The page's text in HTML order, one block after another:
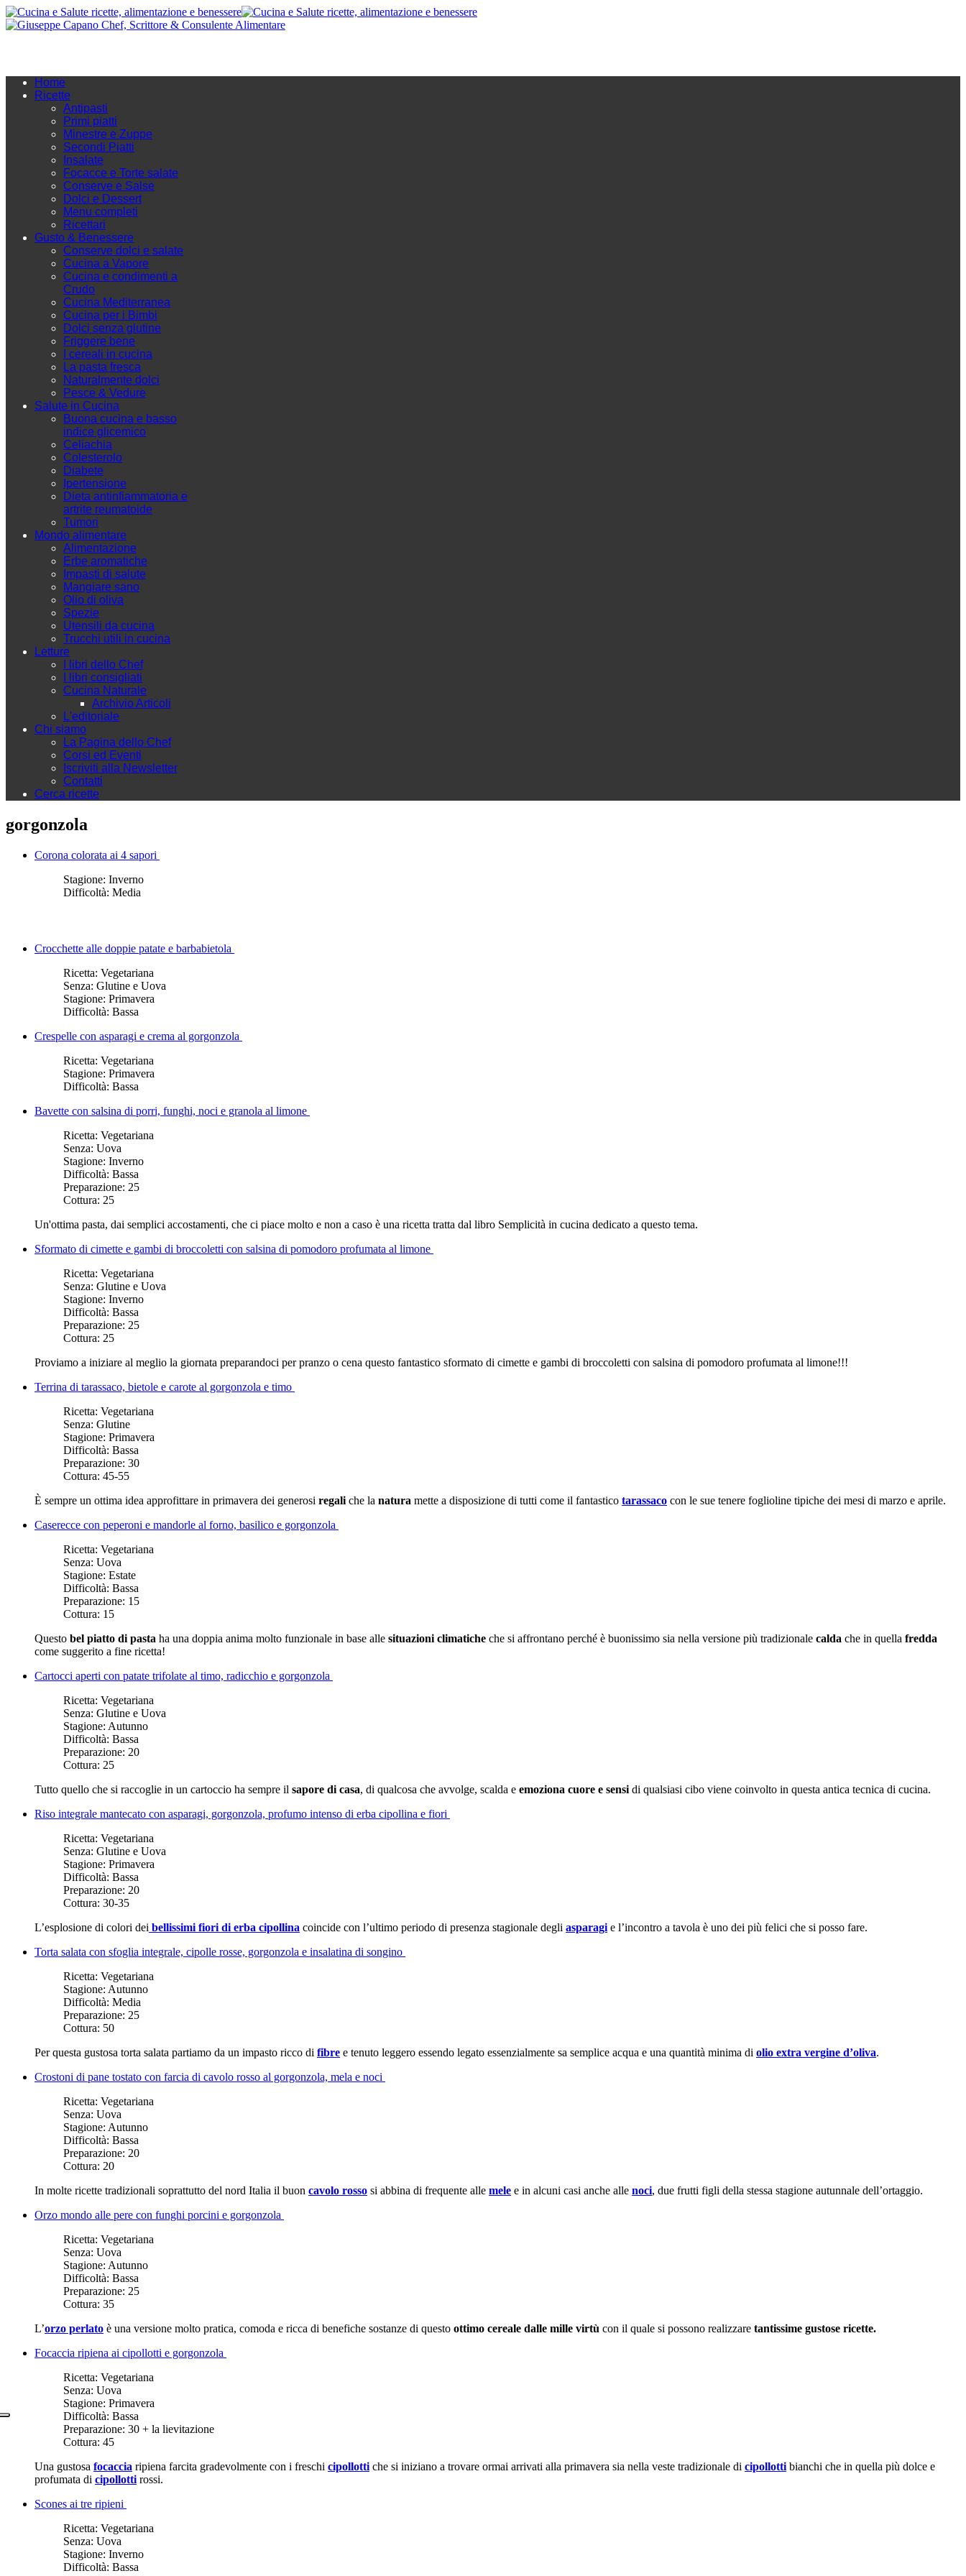
Home
Ricette
Antipasti
Primi piatti
Minestre e Zuppe
Secondi Piatti
Insalate
Focacce e Torte salate
Conserve e Salse
Dolci e Dessert
Menu completi
Ricettari
Gusto & Benessere
Conserve dolci e salate
Cucina a Vapore
Cucina e condimenti a
Crudo
Cucina Mediterranea
Cucina per i Bimbi
Dolci senza glutine
Friggere bene
I cereali in cucina
La pasta fresca
Naturalmente dolci
Pesce & Vedure
Salute in Cucina
Buona cucina e basso
indice glicemico
Celiachia
Colesterolo
Diabete
Ipertensione
Dieta antinfiammatoria e
artrite reumatoide
Tumori
Mondo alimentare
Alimentazione
Erbe aromatiche
Impasti di salute
Mangiare sano
Olio di oliva
Spezie
Utensili da cucina
Trucchi utili in cucina
Letture
I libri dello Chef
I libri consigliati
Cucina Naturale
Archivio Articoli
L'editoriale
Chi siamo
La Pagina dello Chef
Corsi ed Eventi
Iscriviti alla Newsletter
Contatti
Cerca ricette
gorgonzola
Corona colorata ai 4 sapori
Stagione: Inverno
Difficoltà: Media
Crocchette alle doppie patate e barbabietola
Ricetta: Vegetariana
Senza: Glutine e Uova
Stagione: Primavera
Difficoltà: Bassa
Crespelle con asparagi e crema al gorgonzola
Ricetta: Vegetariana
Stagione: Primavera
Difficoltà: Bassa
Bavette con salsina di porri, funghi, noci e granola al limone
Ricetta: Vegetariana
Senza: Uova
Stagione: Inverno
Difficoltà: Bassa
Preparazione: 25
Cottura: 25
Un'ottima pasta, dai semplici accostamenti, che ci piace molto e non a caso è una ricetta tratta dal libro Semplicità in cucina dedicato a questo tema.
Sformato di cimette e gambi di broccoletti con salsina di pomodoro profumata al limone
Ricetta: Vegetariana
Senza: Glutine e Uova
Stagione: Inverno
Difficoltà: Bassa
Preparazione: 25
Cottura: 25
Proviamo a iniziare al meglio la giornata preparandoci per pranzo o cena questo fantastico sformato di cimette e gambi di broccoletti con salsina di pomodoro profumata al limone!!!
Terrina di tarassaco, bietole e carote al gorgonzola e timo
Ricetta: Vegetariana
Senza: Glutine
Stagione: Primavera
Difficoltà: Bassa
Preparazione: 30
Cottura: 45-55
È sempre un ottima idea approfittare in primavera dei generosi regali che la natura mette a disposizione di tutti come il fantastico tarassaco con le sue tenere foglioline tipiche dei mesi di marzo e aprile.
Caserecce con peperoni e mandorle al forno, basilico e gorgonzola
Ricetta: Vegetariana
Senza: Uova
Stagione: Estate
Difficoltà: Bassa
Preparazione: 15
Cottura: 15
Questo bel piatto di pasta ha una doppia anima molto funzionale in base alle situazioni climatiche che si affrontano perché è buonissimo sia nella versione più tradizionale calda che in quella fredda
come suggerito a fine ricetta!
Cartocci aperti con patate trifolate al timo, radicchio e gorgonzola
Ricetta: Vegetariana
Senza: Glutine e Uova
Stagione: Autunno
Difficoltà: Bassa
Preparazione: 20
Cottura: 25
Tutto quello che si raccoglie in un cartoccio ha sempre il sapore di casa, di qualcosa che avvolge, scalda e emoziona cuore e sensi di qualsiasi cibo viene coinvolto in questa antica tecnica di cucina.
Riso integrale mantecato con asparagi, gorgonzola, profumo intenso di erba cipollina e fiori
Ricetta: Vegetariana
Senza: Glutine e Uova
Stagione: Primavera
Difficoltà: Bassa
Preparazione: 20
Cottura: 30-35
L’esplosione di colori dei bellissimi fiori di erba cipollina coincide con l’ultimo periodo di presenza stagionale degli asparagi e l’incontro a tavola è uno dei più felici che si posso fare.
Torta salata con sfoglia integrale, cipolle rosse, gorgonzola e insalatina di songino
Ricetta: Vegetariana
Stagione: Autunno
Difficoltà: Media
Preparazione: 25
Cottura: 50
Per questa gustosa torta salata partiamo da un impasto ricco di fibre e tenuto leggero essendo legato essenzialmente sa semplice acqua e una quantità minima di olio extra vergine d’oliva.
Crostoni di pane tostato con farcia di cavolo rosso al gorgonzola, mela e noci
Ricetta: Vegetariana
Senza: Uova
Stagione: Autunno
Difficoltà: Bassa
Preparazione: 20
Cottura: 20
In molte ricette tradizionali soprattutto del nord Italia il buon cavolo rosso si abbina di frequente alle mele e in alcuni casi anche alle noci, due frutti figli della stessa stagione autunnale dell’ortaggio.
Orzo mondo alle pere con funghi porcini e gorgonzola
Ricetta: Vegetariana
Senza: Uova
Stagione: Autunno
Difficoltà: Bassa
Preparazione: 25
Cottura: 35
L’orzo perlato è una versione molto pratica, comoda e ricca di benefiche sostanze di questo ottimo cereale dalle mille virtù con il quale si possono realizzare tantissime gustose ricette.
Focaccia ripiena ai cipollotti e gorgonzola
Ricetta: Vegetariana
Senza: Uova
Stagione: Primavera
Difficoltà: Bassa
Preparazione: 30 + la lievitazione
Cottura: 45
Una gustosa focaccia ripiena farcita gradevolmente con i freschi cipollotti che si iniziano a trovare ormai arrivati alla primavera sia nella veste tradizionale di cipollotti bianchi che in quella più dolce e
profumata di cipollotti rossi.
Scones ai tre ripieni
Ricetta: Vegetariana
Senza: Uova
Stagione: Inverno
Difficoltà: Bassa